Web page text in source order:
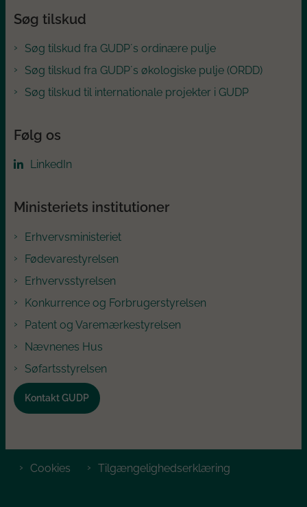
Søg tilskud
Søg tilskud fra GUDP´s ordinære pulje
Søg tilskud fra GUDP´s økologiske pulje (ORDD)
Søg tilskud til internationale projekter i GUDP
Følg os
LinkedIn
Ministeriets institutioner
Erhvervsministeriet
Fødevarestyrelsen
Erhvervsstyrelsen
Konkurrence og Forbrugerstyrelsen
Patent og Varemærkestyrelsen
Nævnenes Hus
Søfartsstyrelsen
Kontakt GUDP
Cookies Tilgængelighedserklæring